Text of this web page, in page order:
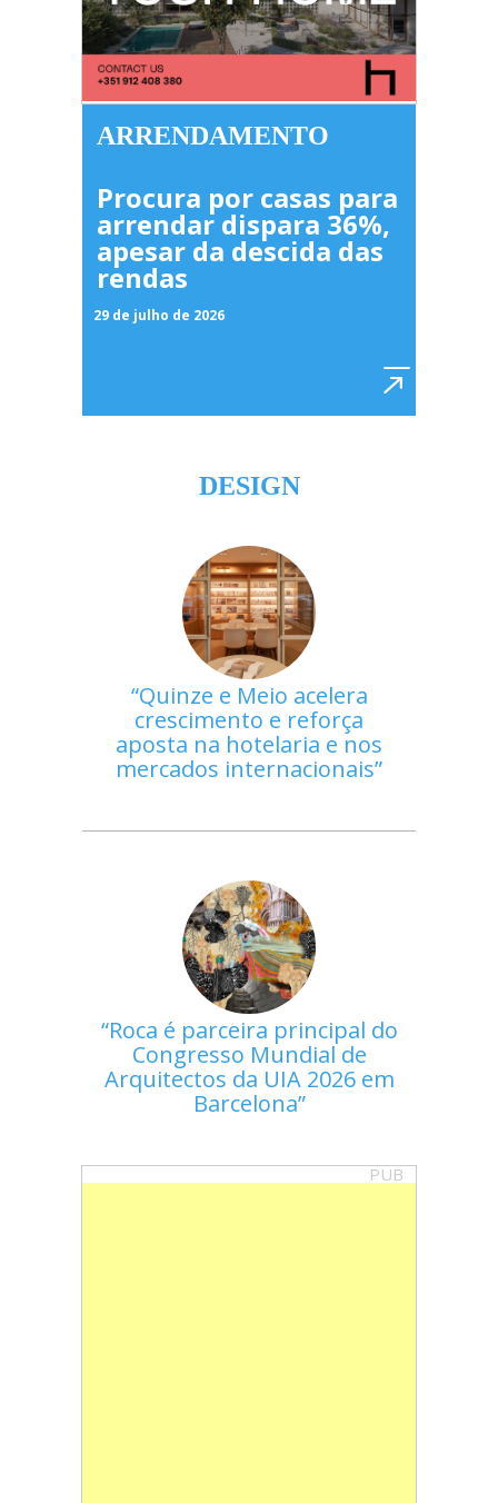
ARRENDAMENTO
Procura por casas para
arrendar dispara 36%,
apesar da descida das
rendas
29 de julho de 2026
DESIGN
Quinze e Meio acelera
crescimento e reforça
aposta na hotelaria e nos
mercados internacionais
Roca é parceira principal do
Congresso Mundial de
Arquitectos da UIA 2026 em
Barcelona
PUB